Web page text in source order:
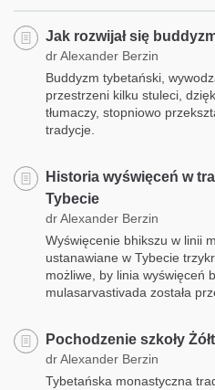
Jak rozwijał się
dr Alexander Berzin
Buddyzm tybetański,
przestrzeni kilku stuleci,
tłumaczy, stopniowo
tradycje.
Historia wyświęceń w
Tybecie
dr Alexander Berzin
Wyświęcenie bhikszu w linii
ustanawiane w Tybecie
możliwe, by linia wyświęceń
mulasarvastivada została
Pochodzenie szkoły
dr Alexander Berzin
Tybetańska monastyczna